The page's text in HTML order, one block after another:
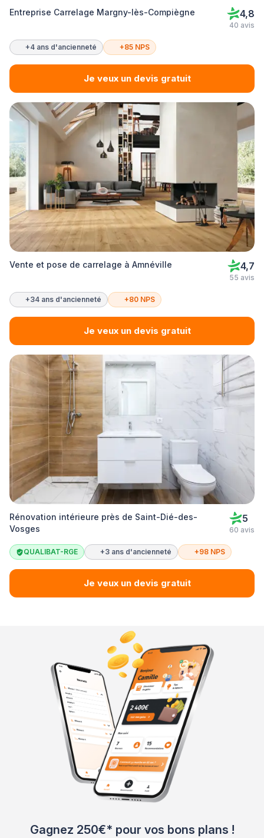
Entreprise Carrelage Margny-lès-Compiègne 4,8
40 avis
+4 ans d'ancienneté +85 NPS
Je veux un devis gratuit
Vente et pose de carrelage à Amnéville 4,7
55 avis
+34 ans d'ancienneté +80 NPS
Je veux un devis gratuit
Rénovation intérieure près de Saint-Dié-des-
Vosges
5
60 avis
QUALIBAT-RGE +3 ans d'ancienneté +98 NPS
Je veux un devis gratuit
Gagnez 250€* pour vos bons plans !